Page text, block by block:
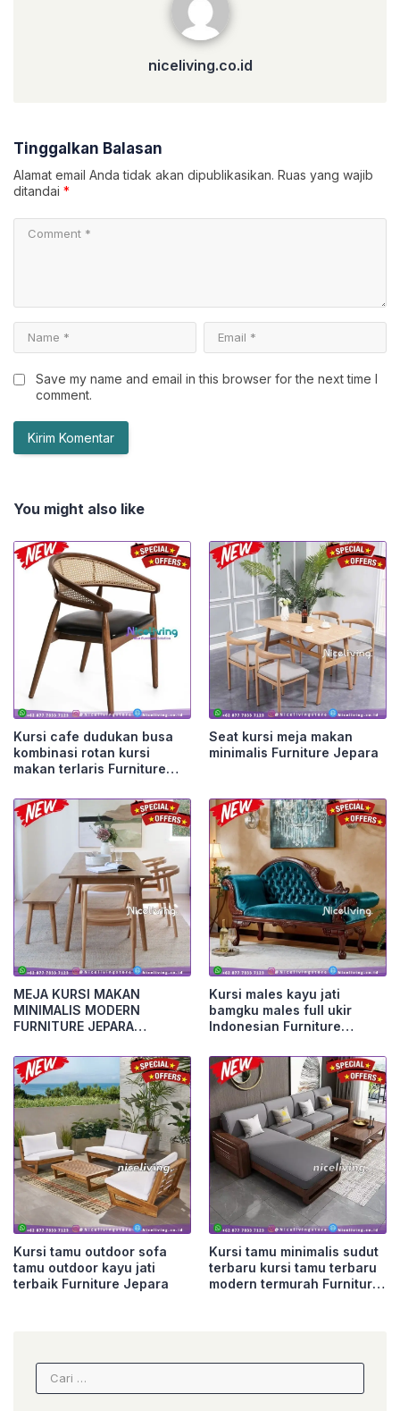
niceliving.co.id
Tinggalkan Balasan
Alamat email Anda tidak akan dipublikasikan. Ruas yang wajib
ditandai *
Save my name and email in this browser for the next time I
comment.
You might also like
Kursi cafe dudukan busa
kombinasi rotan kursi
makan terlaris Furniture
Seat kursi meja makan
minimalis Furniture Jepara
MEJA KURSI MAKAN
MINIMALIS MODERN
FURNITURE JEPARA
Kursi males kayu jati
bamgku males full ukir
Indonesian Furniture
Kursi tamu outdoor sofa
tamu outdoor kayu jati
terbaik Furniture Jepara
Kursi tamu minimalis sudut
terbaru kursi tamu terbaru
modern termurah Furniture
Cari
untuk: